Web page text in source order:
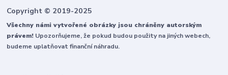
Copyright © 2019-2025
Všechny námi vytvořené obrázky jsou chráněny autorským
právem! Upozorňujeme, že pokud budou použity na jiných webech,
budeme uplatňovat finanční náhradu.